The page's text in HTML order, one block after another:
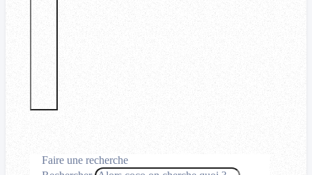
Faire une recherche